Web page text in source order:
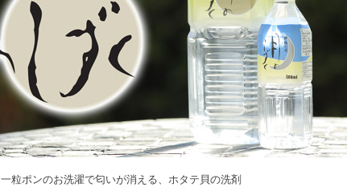
一粒ポンのお洗濯で匂いが消える、ホタテ貝の洗剤